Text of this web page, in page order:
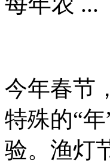
今年春节
特殊的“
验。渔灯